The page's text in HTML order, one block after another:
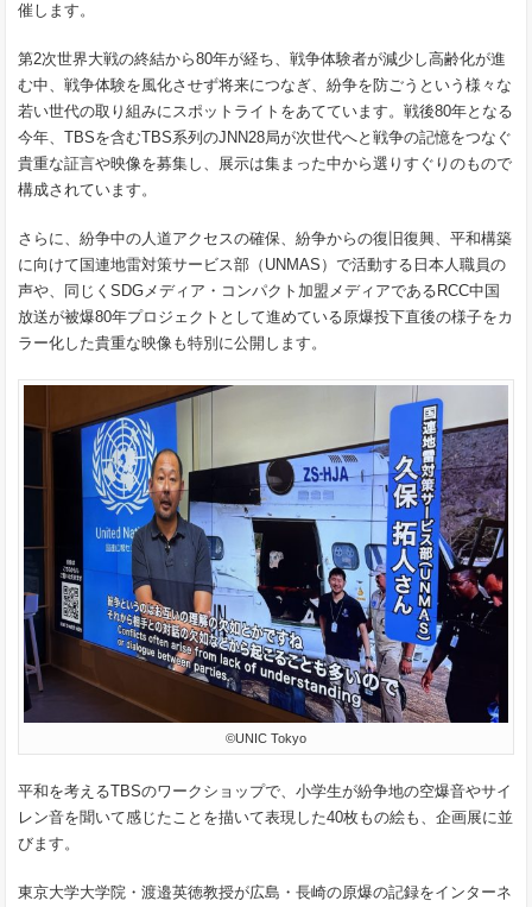
催します。
第2次世界大戦の終結から80年が経ち、戦争体験者が減少し高齢化が進
む中、戦争体験を風化させず将来につなぎ、紛争を防ごうという様々な
若い世代の取り組みにスポットライトをあてています。戦後80年となる
今年、TBSを含むTBS系列のJNN28局が次世代へと戦争の記憶をつなぐ
貴重な証言や映像を募集し、展示は集まった中から選りすぐりのもので
構成されています。
さらに、紛争中の人道アクセスの確保、紛争からの復旧復興、平和構築
に向けて国連地雷対策サービス部（UNMAS）で活動する日本人職員の
声や、同じくSDGメディア・コンパクト加盟メディアであるRCC中国
放送が被爆80年プロジェクトとして進めている原爆投下直後の様子をカ
ラー化した貴重な映像も特別に公開します。
©UNIC Tokyo
平和を考えるTBSのワークショップで、小学生が紛争地の空爆音やサイ
レン音を聞いて感じたことを描いて表現した40枚もの絵も、企画展に並
びます。
東京大学大学院・渡邉英徳教授が広島・長崎の原爆の記録をインターネ